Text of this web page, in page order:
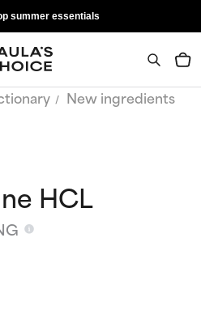
summer essentials
New ingredients
HCL